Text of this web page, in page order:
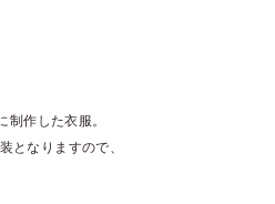
制作した衣服。
となりますので、